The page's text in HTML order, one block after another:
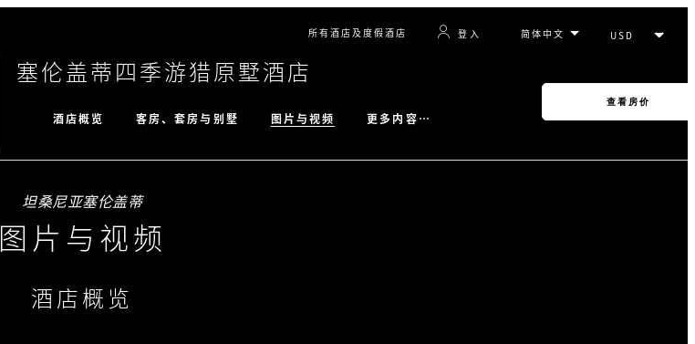
所有酒店及度假酒店 登入
塞伦盖蒂四季游猎原墅酒店
酒店概览 客房、套房与别墅 图片与视频 更多内容…
查看房价
坦桑尼亚塞伦盖蒂
图片与视频
酒店概览